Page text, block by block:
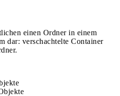
einen Ordner in einem
dar: verschachtelte Container